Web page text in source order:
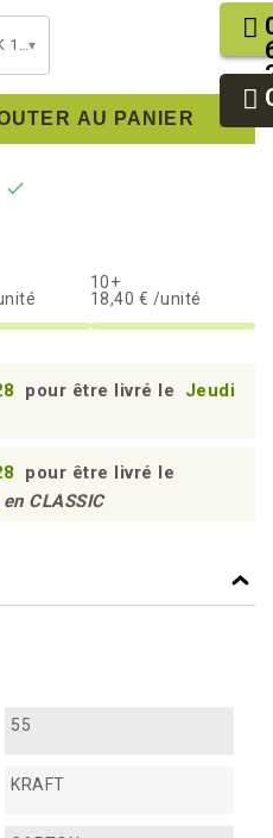
▾
AU PANIER

10+
18,40 € /unité
pour être livré le
Jeudi
pour être livré le
en CLASSIC
55
KRAFT